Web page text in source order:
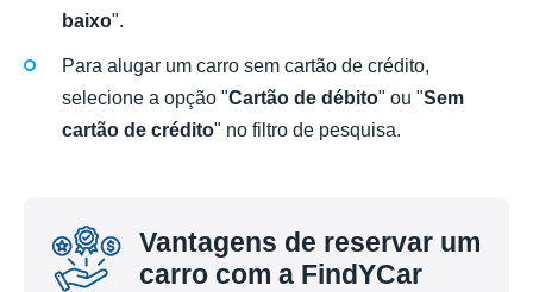
baixo".
Para alugar um carro sem cartão de crédito,
selecione a opção "Cartão de débito" ou "Sem
cartão de crédito" no filtro de pesquisa.
Vantagens de reservar um
carro com a FindYCar